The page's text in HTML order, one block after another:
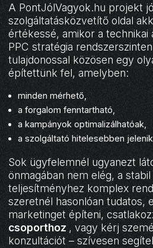
A PontJólVagyok.hu projekt
szolgáltatásközvetítő oldal
értékessé, amikor a technikai
PPC stratégia
tulajdonossal közösen egy
építettünk fel, amelyben:
minden mérhető,
a forgalom fenntartható,
a kampányok optimalizálhatóak,
a szolgáltató hitelesebben
Sok ügyfelemnél ugyanezt
önmagában nem elég, a stabil
teljesítményhez komplex
szeretnél hasonlóan tudatos,
marketinget építeni,
csoporthoz , vagy kérj
konzultációt – szívesen